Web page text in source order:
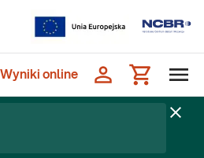
Wyniki online